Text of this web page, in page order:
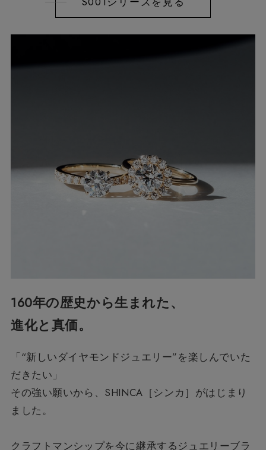
160年の歴史から生まれた、
進化と真価。
「“新しいダイヤモンドジュエリー”を楽しんでいた
だきたい」
その強い願いから、SHINCA［シンカ］がはじまり
ました。
クラフトマンシップを今に継承するジュエリーブラ